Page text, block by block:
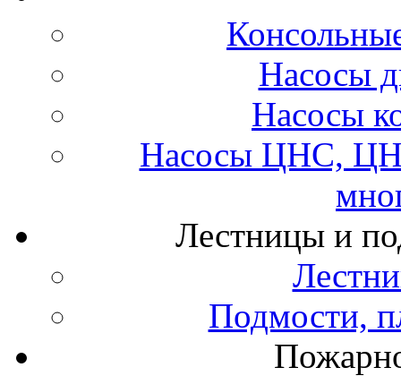
Насосы
Насосы
Насосы ЦНС,
Лестницы и
Подмости,